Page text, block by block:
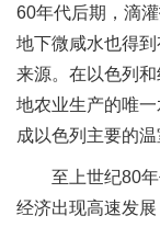
60年代后期，滴
地下微咸水也得
来源。在以色列
地农业生产的唯
成以色列主要的温
至上世纪80
经济出现高速发